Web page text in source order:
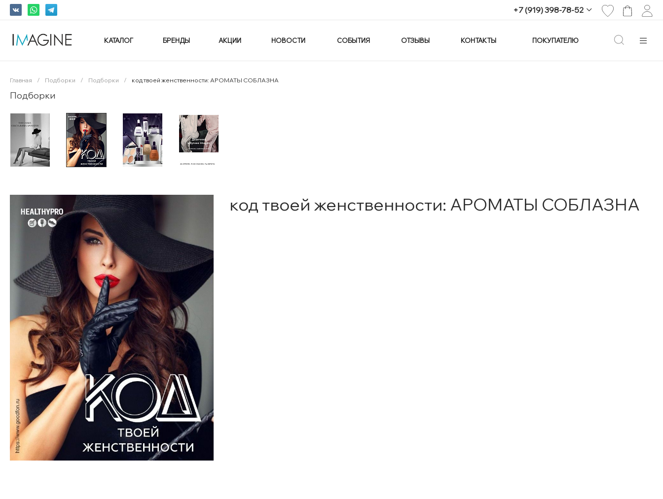
+7 (919) 398-78-52
+7 (919) 398-78-52
КАТАЛОГ БРЕНДЫ АКЦИИ НОВОСТИ СОБЫТИЯ ОТЗЫВЫ КОНТАКТЫ ПОКУПАТЕЛЮ
Главная / Подборки / Подборки / код твоей женственности: АРОМАТЫ СОБЛАЗНА
Подборки
код твоей женственности: АРОМАТЫ СОБЛАЗНА